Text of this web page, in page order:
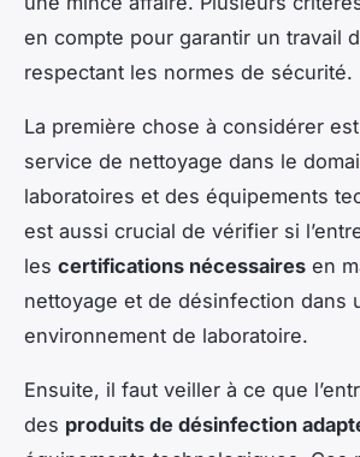
en compte pour garantir un travail
respectant les normes de sécurité.
La première chose à considérer est
service de nettoyage dans le
laboratoires et des équipements
est aussi crucial de vérifier si
les certifications nécessaires en
nettoyage et de désinfection dans
environnement de laboratoire.
Ensuite, il faut veiller à ce que
des produits de désinfection